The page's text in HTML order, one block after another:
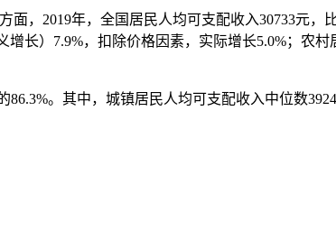
，2019年，全国居民人均可支配收入30733元，
长）7.9%，扣除价格因素，实际增长5.0%；农
。其中，城镇居民人均可支配收入中位数